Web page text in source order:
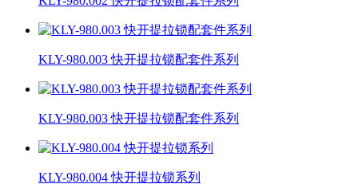
KLY-980.003 快开提拉锁配套件系列
KLY-980.003 快开提拉锁配套件系列
KLY-980.004 快开提拉锁系列